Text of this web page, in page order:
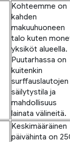
Kohteemme on
kahden
makuuhuoneen
talo kuten
yksiköt alueella.
Puutarhassa on
kuitenkin
surffauslautojen
säilytystila ja
mahdollisuus
lainata välineitä.
Keskimääräinen
päivähinta on